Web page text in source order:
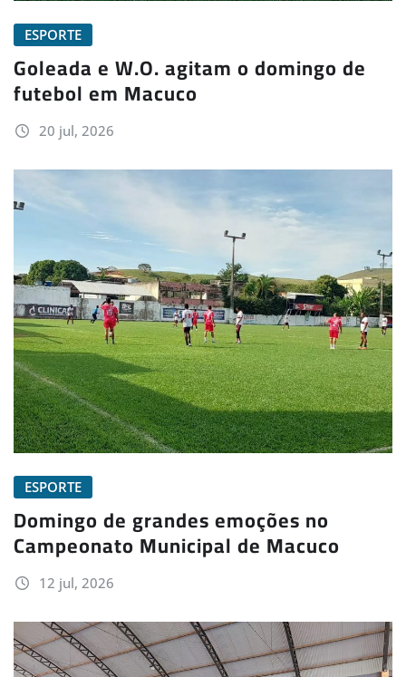
ESPORTE
Goleada e W.O. agitam o domingo de
futebol em Macuco
20 jul, 2026
ESPORTE
Domingo de grandes emoções no
Campeonato Municipal de Macuco
12 jul, 2026